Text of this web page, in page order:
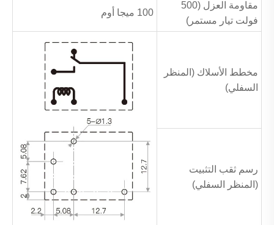
مقاومة العزل (500
فولت تيار مستمر)
100 ميجا أوم
مخطط الأسلاك (المنظر
السفلي)
رسم ثقب التثبيت
(المنظر السفلي)